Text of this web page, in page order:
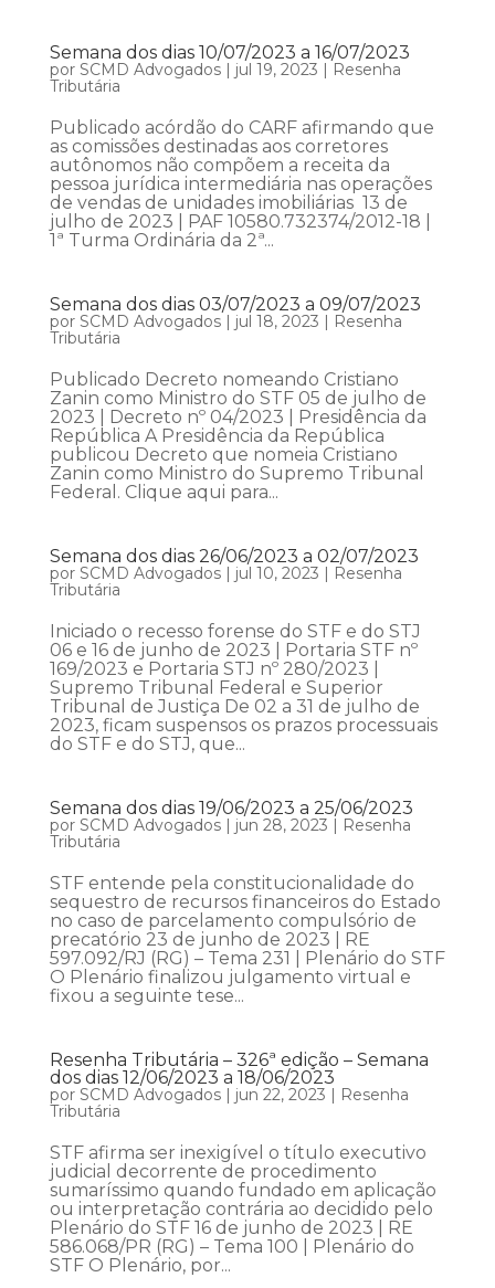
Semana dos dias 10/07/2023 a 16/07/2023
por SCMD Advogados| jul 19, 2023 | Resenha
Tributária
Publicado acórdão do CARF afirmando que
as comissões destinadas aos corretores
autônomos não compõem a receita da
pessoa jurídica intermediária nas operações
de vendas de unidades imobiliárias 13 de
julho de 2023 | PAF 10580.732374/2012-18 |
1ª Turma Ordinária da 2ª...
Semana dos dias 03/07/2023 a 09/07/2023
por SCMD Advogados| jul 18, 2023 | Resenha
Tributária
Publicado Decreto nomeando Cristiano
Zanin como Ministro do STF 05 de julho de
2023 | Decreto nº 04/2023 | Presidência da
República A Presidência da República
publicou Decreto que nomeia Cristiano
Zanin como Ministro do Supremo Tribunal
Federal. Clique aqui para...
Semana dos dias 26/06/2023 a 02/07/2023
por SCMD Advogados| jul 10, 2023 | Resenha
Tributária
Iniciado o recesso forense do STF e do STJ
06 e 16 de junho de 2023 | Portaria STF nº
169/2023 e Portaria STJ nº 280/2023 |
Supremo Tribunal Federal e Superior
Tribunal de Justiça De 02 a 31 de julho de
2023, ficam suspensos os prazos processuais
do STF e do STJ, que...
Semana dos dias 19/06/2023 a 25/06/2023
por SCMD Advogados| jun 28, 2023 | Resenha
Tributária
STF entende pela constitucionalidade do
sequestro de recursos financeiros do Estado
no caso de parcelamento compulsório de
precatório 23 de junho de 2023 | RE
597.092/RJ (RG) – Tema 231 | Plenário do STF
O Plenário finalizou julgamento virtual e
fixou a seguinte tese...
Resenha Tributária – 326ª edição – Semana
dos dias 12/06/2023 a 18/06/2023
por SCMD Advogados| jun 22, 2023 | Resenha
Tributária
STF afirma ser inexigível o título executivo
judicial decorrente de procedimento
sumaríssimo quando fundado em aplicação
ou interpretação contrária ao decidido pelo
Plenário do STF 16 de junho de 2023 | RE
586.068/PR (RG) – Tema 100 | Plenário do
STF O Plenário, por...